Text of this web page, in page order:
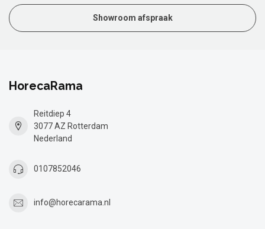
Showroom afspraak
HorecaRama
Reitdiep 4
3077 AZ Rotterdam
Nederland
0107852046
info@horecarama.nl